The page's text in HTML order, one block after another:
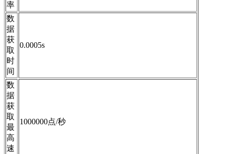
率
数
据
获
取
时
间
0.0005s
数
据
获
取
最
高
速
1000000点/秒